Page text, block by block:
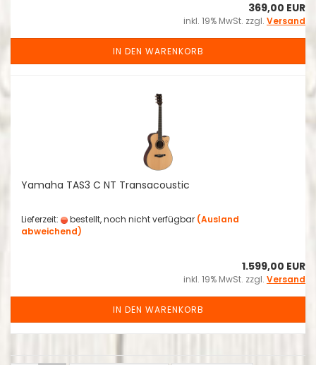
369,00 EUR
inkl. 19% MwSt. zzgl. Versand
IN DEN WARENKORB
Yamaha TAS3 C NT Transacoustic
Lieferzeit: bestellt, noch nicht verfügbar (Ausland
abweichend)
1.599,00 EUR
inkl. 19% MwSt. zzgl. Versand
IN DEN WARENKORB